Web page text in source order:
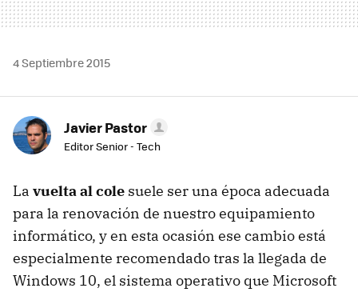
4 Septiembre 2015
Javier Pastor
Editor Senior - Tech
La vuelta al cole suele ser una época adecuada
para la renovación de nuestro equipamiento
informático, y en esta ocasión ese cambio está
especialmente recomendado tras la llegada de
Windows 10, el sistema operativo que Microsoft